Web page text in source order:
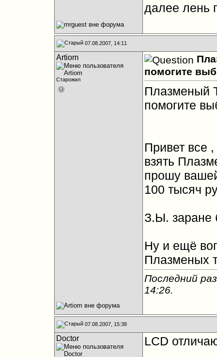
далее лень
07.08.2007, 14:11
Artiom
Старожил
помогите
Плазменый
помогите
Привет все
взять
прошу
100 тысяч
З.Ы. заране
Ну и ещё
Плазменых
Последний
14:26.
07.08.2007, 15:38
Doctor LCD